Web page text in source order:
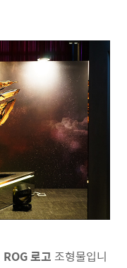
ROG 로고 조형물입니